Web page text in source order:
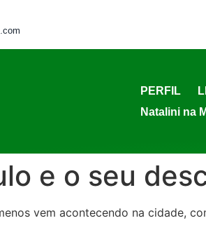
PERFIL
Natalini na
e o seu
vem acontecendo na cidade,